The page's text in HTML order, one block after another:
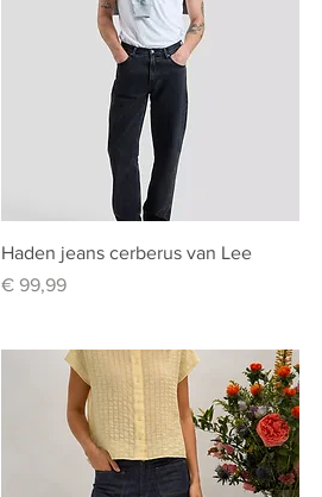
Haden jeans cerberus van Lee
Prijs
€ 99,99